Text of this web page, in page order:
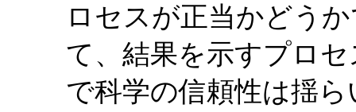
ロセスが正当かどう
て、結果を示すプロ
で科学の信頼性は揺